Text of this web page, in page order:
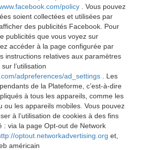
policy
. Vous pouvez
soient collectées et utilisées par
des publicités Facebook. Pour
publicités que vous voyez sur
accéder à la page configurée par
instructions relatives aux paramètres
l’utilisation
adpreferences/ad_settings
. Les
de la Plateforme, c’est-à-dire
à tous les appareils, comme les
ou les appareils mobiles. Vous pouvez
à l’utilisation de cookies à des fins
: via la page Opt-out de Network
optout.networkadvertising.org et,
américain